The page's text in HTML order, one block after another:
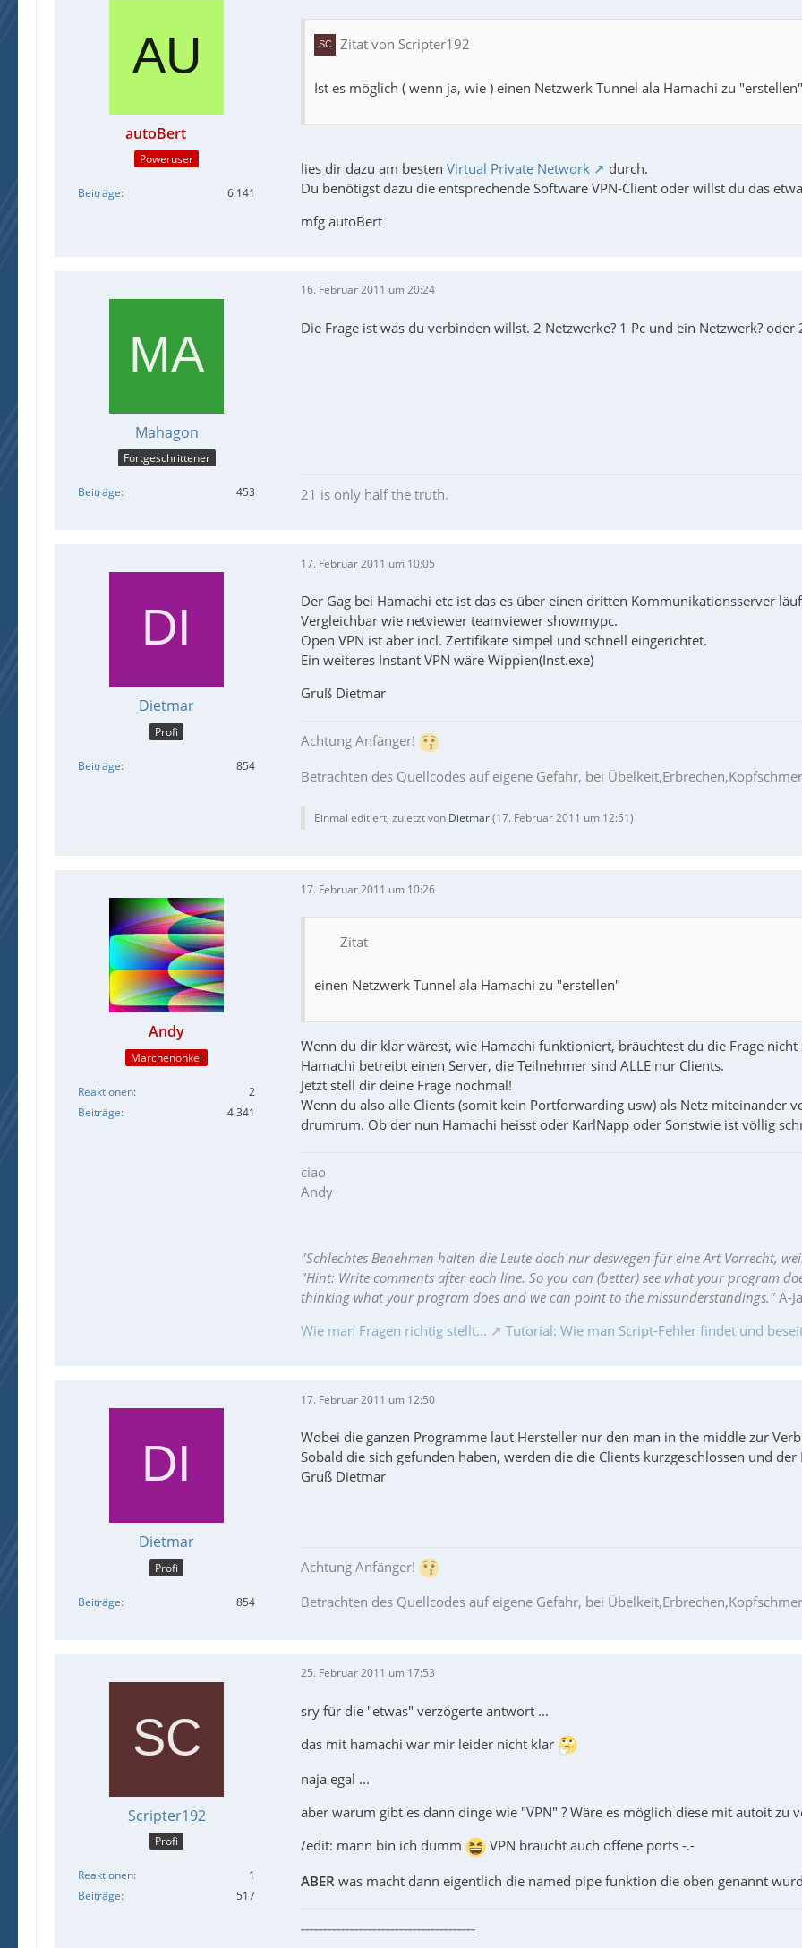
autoBert
Poweruser
Beiträge 6.141
Zitat von Scripter192
Ist es möglich ( wenn ja, wie ) einen Netzwerk Tunnel ala Hamachi zu
lies dir dazu am besten Virtual Private Network
durch.
Du benötigst dazu die entsprechende Software VPN-Client oder willst du das
mfg autoBert
Mahagon
Fortgeschrittener
Beiträge 453
16. Februar 2011 um 20:24
Die Frage ist was du verbinden willst. 2 Netzwerke? 1 Pc und ein Netzwerk? oder
21 is only half the truth.
Dietmar
Profi
Beiträge 854
17. Februar 2011 um 10:05
Der Gag bei Hamachi etc ist das es über einen dritten Kommunikationsserver
Vergleichbar wie netviewer teamviewer showmypc.
Open VPN ist aber incl. Zertifikate simpel und schnell eingerichtet.
Ein weiteres Instant VPN wäre Wippien(Inst.exe)
Gruß Dietmar
Achtung Anfänger!
Betrachten des Quellcodes auf eigene Gefahr, bei
Einmal editiert, zuletzt von Dietmar(17. Februar 2011 um 12:51)
Andy
Märchenonkel
Reaktionen
2
Beiträge
4.341
17. Februar 2011 um 10:26
Zitat
einen Netzwerk Tunnel ala Hamachi zu "erstellen"
Wenn du dir klar wärest, wie Hamachi funktioniert, bräuchtest du die Frage nicht
Hamachi betreibt einen Server, die Teilnehmer sind ALLE nur Clients.
Jetzt stell dir deine Frage nochmal!
Wenn du also alle Clients (somit kein Portforwarding usw) als Netz miteinander
drumrum. Ob der nun Hamachi heisst oder KarlNapp oder Sonstwie ist völlig
ciao
Andy
"Schlechtes Benehmen halten die Leute doch nur deswegen für eine Art Vorrecht,
"Hint: Write comments after each line. So you can (better) see what your program
thinking what your program does and we can point to the missunderstandings." A-
Wie man Fragen richtig stellt...
Tutorial: Wie man Script-Fehler findet und
Dietmar
Profi
Beiträge 854
17. Februar 2011 um 12:50
Wobei die ganzen Programme laut Hersteller nur den man in the middle zur
Sobald die sich gefunden haben, werden die die Clients kurzgeschlossen und
Gruß Dietmar
Achtung Anfänger!
Betrachten des Quellcodes auf eigene Gefahr, bei
Scripter192
Profi
Reaktionen
1
Beiträge
517
25. Februar 2011 um 17:53
sry für die "etwas" verzögerte antwort ...
das mit hamachi war mir leider nicht klar
naja egal ...
aber warum gibt es dann dinge wie "VPN" ? Wäre es möglich diese mit autoit zu
/edit: mann bin ich dumm
VPN braucht auch offene ports -.-
ABER was macht dann eigentlich die named pipe funktion die oben genannt
---------------------------------------